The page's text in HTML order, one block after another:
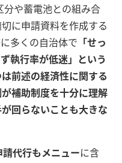
や蓄電池との組み合
に申請資料を作成する
多くの自治体で 「せっ
執行率が低迷」という
前述の経済性に関する
補助制度を十分に理解
回らないことも大きな
代行もメニューに含